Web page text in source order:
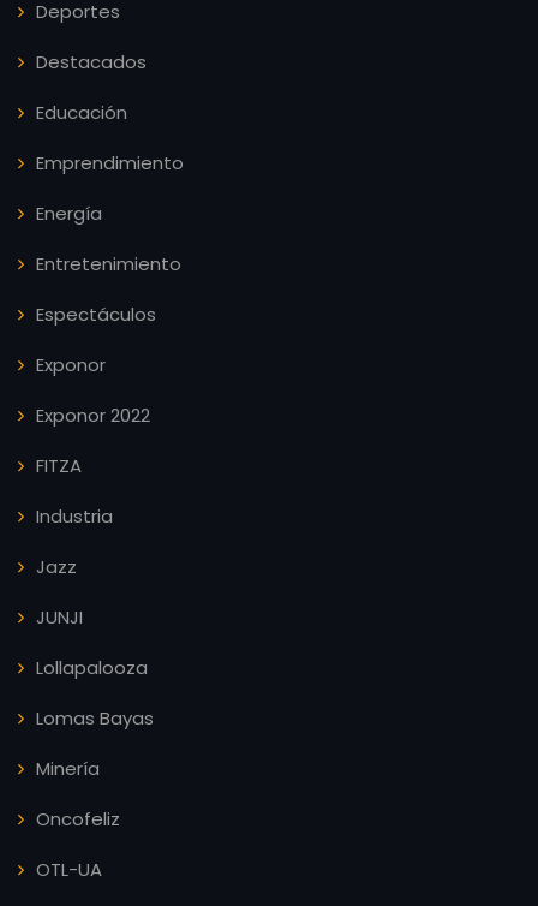
Deportes
Destacados
Educación
Emprendimiento
Energía
Entretenimiento
Espectáculos
Exponor
Exponor 2022
FITZA
Industria
Jazz
JUNJI
Lollapalooza
Lomas Bayas
Minería
Oncofeliz
OTL-UA